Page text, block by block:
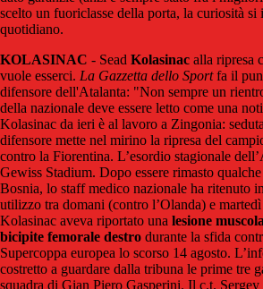
scelto un fuoriclasse della porta, la curiosità si
quotidiano.
KOLASINAC - Sead Kolasinac alla ripresa
vuole esserci. La Gazzetta dello Sportfa il
difensore dell'Atalanta: "Non sempre un
della nazionale deve essere letto come una
Kolasinac da ieri è al lavoro a Zingonia:
difensore mette nel mirino la ripresa del
contro la Fiorentina. L’esordio stagionale
Gewiss Stadium. Dopo essere rimasto
Bosnia, lo staff medico nazionale ha ritenuto
utilizzo tra domani (contro l’Olanda) e
Kolasinac aveva riportato una lesione
bicipite femorale destro durante la sfida
Supercoppa europea lo scorso 14 agosto.
costretto a guardare dalla tribuna le prime tre
squadra di Gian Piero Gasperini. Il c.t.